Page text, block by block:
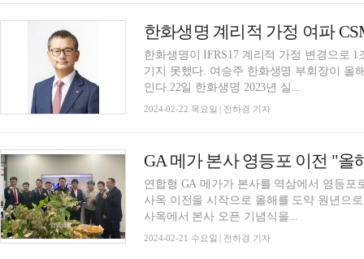
한화생명이 IFRS17 계리적 가정 변경으로
기지 못했다. 여승주 한화생명 부회장이 올
인다.22일 한화생명 2023년 실...
2024-02-22 목요일 | 전하경 기자
GA 메가 본사 영등포 이전 "올
연합형 GA 메가가 본사를 역삼에서 영등포
사옥 이전을 시작으로 올해를 도약 원년으
사옥에서 본사 오픈 기념식을...
2024-02-21 수요일 | 전하경 기자